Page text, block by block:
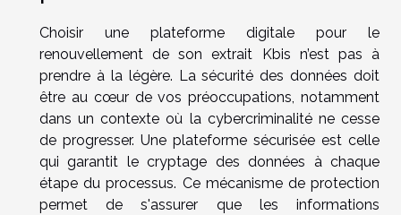
Choisir une plateforme digitale pour le
renouvellement de son extrait Kbis n’est pas à
prendre à la légère. La sécurité des données doit
être au cœur de vos préoccupations, notamment
dans un contexte où la cybercriminalité ne cesse
de progresser. Une plateforme sécurisée est celle
qui garantit le cryptage des données à chaque
étape du processus. Ce mécanisme de protection
permet de s'assurer que les informations